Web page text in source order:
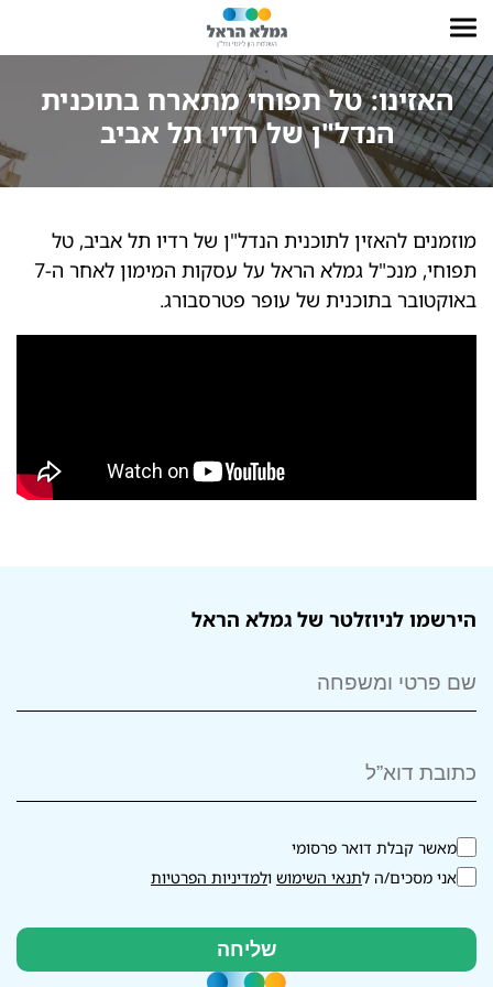
האזינו: טל תפוחי מתארח בתוכנית
הנדל"ן של רדיו תל אביב
מוזמנים להאזין לתוכנית הנדל"ן של רדיו תל אביב, טל
תפוחי, מנכ"ל גמלא הראל על עסקות המימון לאחר ה-7
באוקטובר בתוכנית של עופר פטרסבורג.
הירשמו לניוזלטר של גמלא הראל
מאשר קבלת דואר פרסומי
אני מסכים/ה לתנאי השימוש ולמדיניות הפרטיות